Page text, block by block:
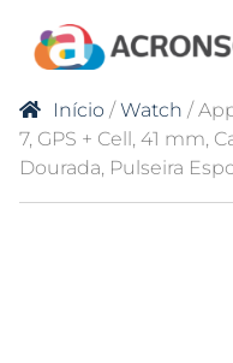
Início /Watch /
7, GPS + Cell, 41 mm,
Dourada, Pulseira